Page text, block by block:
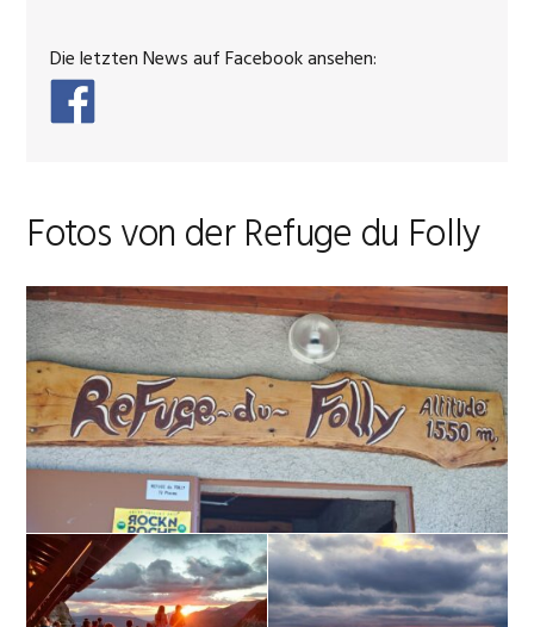
Die letzten News auf Facebook ansehen:
Fotos von der Refuge du Folly